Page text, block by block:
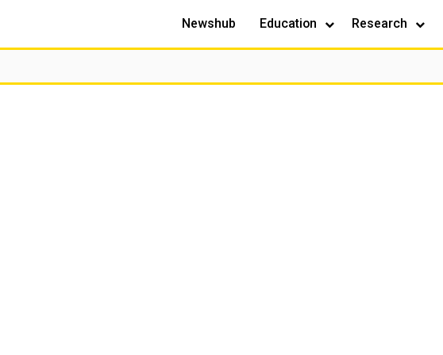
Newshub Education Research